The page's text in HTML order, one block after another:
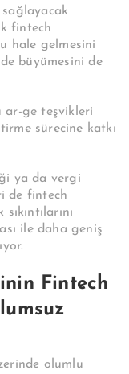
fintech
hale gelmesini
büyümesini de
ar-ge teşvikleri
sürecine katkı
ya da vergi
de fintech
ile daha geniş
Fintech
olumlu